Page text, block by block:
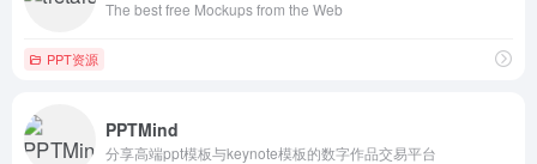
The best free Mockups from the Web
PPT资源
PPTMind
分享高端ppt模板与keynote模板的数字作品交易平台